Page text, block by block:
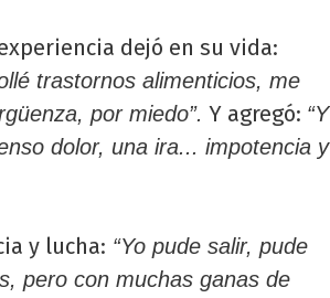
dejó en su vida:
trastornos alimenticios, me
por miedo”. Y agregó: “Y
dolor, una ira... impotencia y
y lucha: “Yo pude salir, pude
pero con muchas ganas de